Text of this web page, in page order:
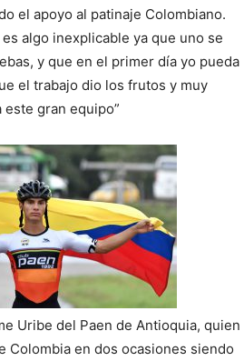
el apoyo al patinaje Colombiano.
algo inexplicable ya que uno se
y que en el primer día yo pueda
el trabajo dio los frutos y muy
gran equipo”
Uribe del Paen de Antioquia, quien
Colombia en dos ocasiones siendo